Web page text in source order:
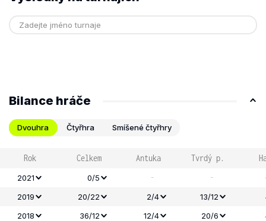
Bilance hráče
Dvouhra Čtyřhra Smíšené čtyřhry
Rok Celkem Antuka Tvrdý p.
2021 0/5 - -
2019
20/22 2/4 13/12
2018
36/12 12/4 20/6